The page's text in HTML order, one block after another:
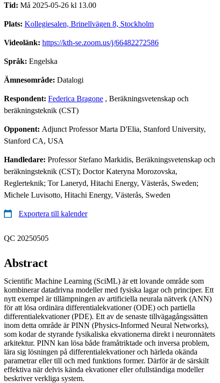
Tid: Må 2025-05-26 kl 13.00
Plats: Kollegiesalen, Brinellvägen 8, Stockholm
Videolänk: https://kth-se.zoom.us/j/66482272586
Språk: Engelska
Ämnesområde: Datalogi
Respondent: Federica Bragone , Beräkningsvetenskap och
beräkningsteknik (CST)
Opponent: Adjunct Professor Marta D'Elia, Stanford University,
Stanford CA, USA
Handledare: Professor Stefano Markidis, Beräkningsvetenskap och
beräkningsteknik (CST); Doctor Kateryna Morozovska,
Reglerteknik; Tor Laneryd, Hitachi Energy, Västerås, Sweden;
Michele Luvisotto, Hitachi Energy, Västerås, Sweden
Exportera till kalender
QC 20250505
Abstract
Scientific Machine Learning (SciML) är ett lovande område som
kombinerar datadrivna modeller med fysiska lagar och principer. Ett
nytt exempel är tillämpningen av artificiella neurala nätverk (ANN)
för att lösa ordinära differentialekvationer (ODE) och partiella
differentialekvationer (PDE). Ett av de senaste tillvägagångssätten
inom detta område är PINN (Physics-Informed Neural Networks),
som kodar de styrande fysikaliska ekvationerna direkt i neuronnätets
arkitektur. PINN kan lösa både framåtriktade och inversa problem,
lära sig lösningen på differentialekvationer och härleda okända
parametrar eller till och med funktions former. Därför är de särskilt
effektiva när delvis kända ekvationer eller ofullständiga modeller
beskriver verkliga system.